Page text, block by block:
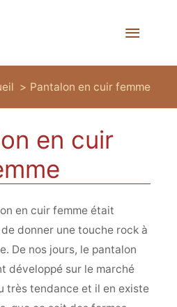
Menu
Pantalon en cuir femme
en cuir
en cuir femme était
donner une touche rock à
De nos jours, le pantalon
développé sur le marché
très tendance et il en existe